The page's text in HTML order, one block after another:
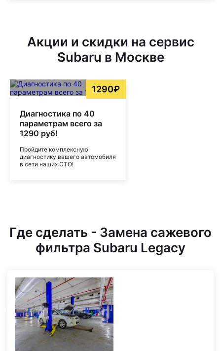
Акции и скидки на сервис
Subaru в Москве
1290₽
Диагностика по 40
параметрам всего за
1290 руб!
Пройдите комплексную
диагностику вашего автомобиля
в сети наших СТО!
Где сделать - Замена сажевого
фильтра Subaru Legacy